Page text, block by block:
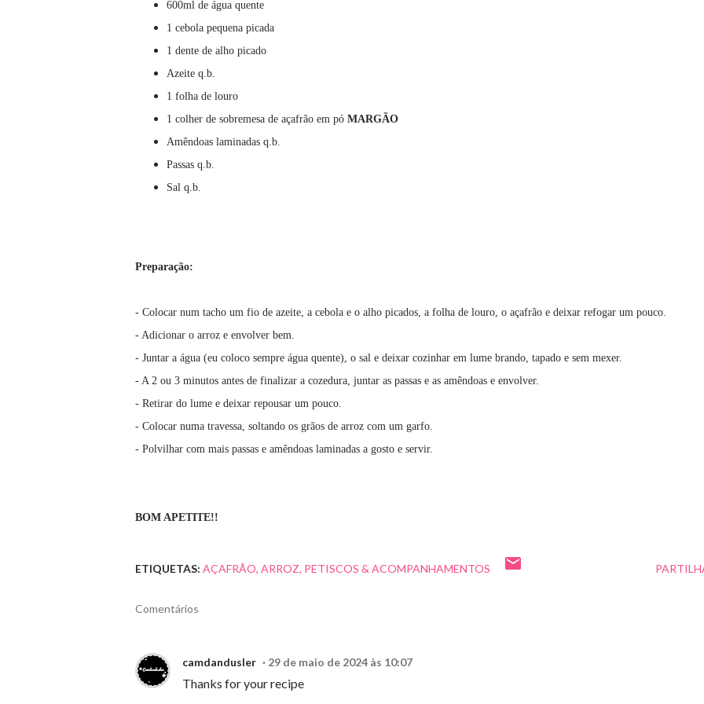
600ml de água quente
1 cebola pequena picada
1 dente de alho picado
Azeite q.b.
1 folha de louro
1 colher de sobremesa de açafrão em pó MARGÃO
Amêndoas laminadas q.b.
Passas q.b.
Sal q.b.
Preparação:
- Colocar num tacho um fio de azeite, a cebola e o alho picados, a folha de louro, o açafrão e deixar refogar um pouco.
- Adicionar o arroz e envolver bem.
- Juntar a água (eu coloco sempre água quente), o sal e deixar cozinhar em lume brando, tapado e sem mexer.
- A 2 ou 3 minutos antes de finalizar a cozedura, juntar as passas e as amêndoas e envolver.
- Retirar do lume e deixar repousar um pouco.
- Colocar numa travessa, soltando os grãos de arroz com um garfo.
- Polvilhar com mais passas e amêndoas laminadas a gosto e servir.
BOM APETITE!!
ETIQUETAS: AÇAFRÃO ARROZ PETISCOS & ACOMPANHAMENTOS
Comentários
camdandusler 29 de maio de 2024 às 10:07
Thanks for your recipe